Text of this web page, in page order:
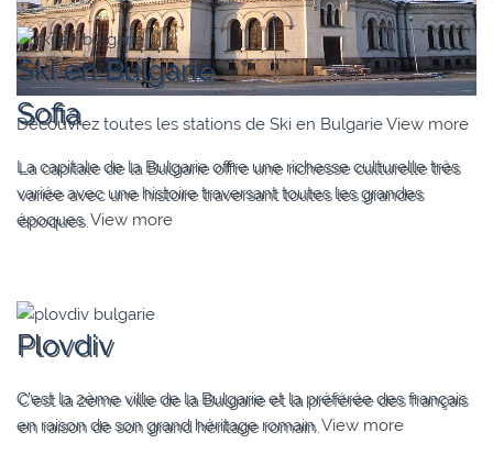
Sofia
La capitale de la Bulgarie offre une richesse culturelle très
variée avec une histoire traversant toutes les grandes
époques. View more
Ski en Bulgarie
Découvrez toutes les stations de Ski en BulgarieView more
Plovdiv
C’est la 2ème ville de la Bulgarie et la préférée des français
en raison de son grand héritage romain. View more